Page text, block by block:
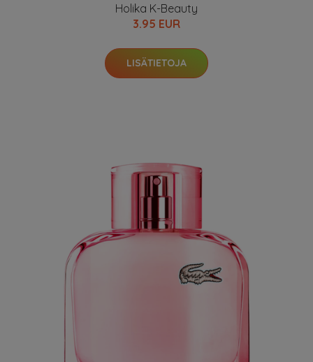
Holika K-Beauty
3.95 EUR
LISÄTIETOJA